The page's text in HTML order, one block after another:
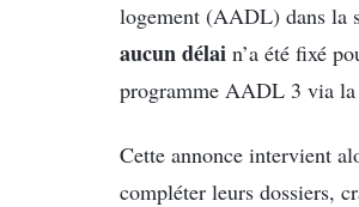
logement (AADL) dans la
aucun délai n’a été fixé
programme AADL 3 via la
Cette annonce intervient
compléter leurs dossiers,